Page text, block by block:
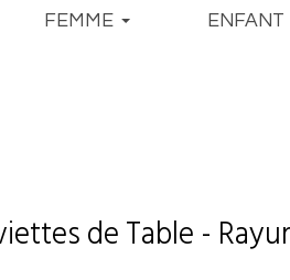
FEMME ENFANT
de Table -